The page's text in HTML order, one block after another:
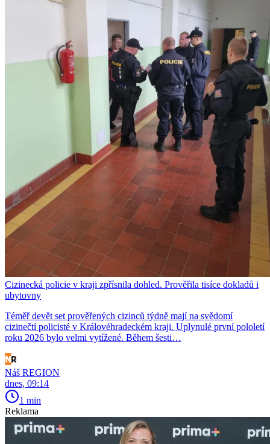
Cizinecká policie v kraji zpřísnila dohled. Prověřila tisíce dokladů i
ubytovny
Téměř devět set prověřených cizinců týdně mají na svědomí
cizinečtí policisté v Královéhradeckém kraji. Uplynulé první pololetí
roku 2026 bylo velmi vytížené. Během šesti…
Náš REGION
dnes, 09:14
1 min
Reklama